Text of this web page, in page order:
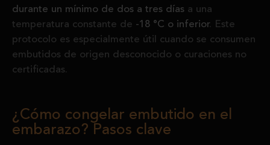
durante un mínimo de dos a tres días a una
temperatura constante de -18 °C o inferior. Este
protocolo es especialmente útil cuando se consumen
embutidos de origen desconocido o curaciones no
certificadas.
¿Cómo congelar embutido en el
embarazo? Pasos clave